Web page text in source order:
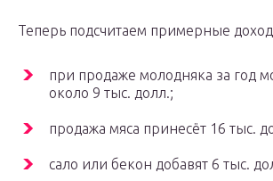
Теперь подсчитаем примерные
при продаже молодняка за год
около 9 тыс. долл.;
продажа мяса принесёт 16 тыс.
сало или бекон добавят 6 тыс.